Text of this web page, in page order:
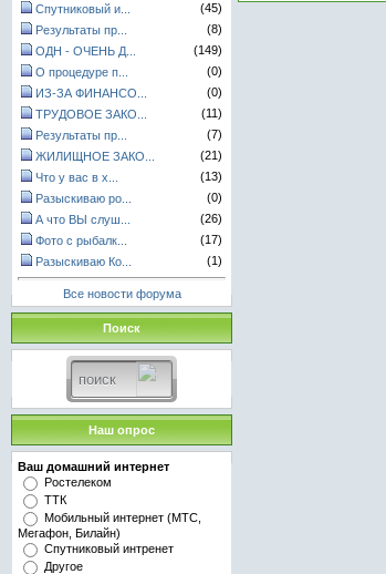
Спутниковый и...
(45)
Результаты пр...
(8)
ОДН - ОЧЕНЬ Д...
(149)
О процедуре п...
(0)
ИЗ-ЗА ФИНАНСО...
(0)
ТРУДОВОЕ ЗАКО...
(11)
Результаты пр...
(7)
ЖИЛИЩНОЕ ЗАКО...
(21)
Что у вас в х...
(13)
Разыскиваю ро...
(0)
А что ВЫ слуш...
(26)
Фото с рыбалк...
(17)
Разыскиваю Ко...
(1)
Все новости форума
Поиск
Наш опрос
Ваш домашний интернет
Ростелеком
ТТК
Мобильный интернет (МТС,
Мегафон, Билайн)
Спутниковый интренет
Другое